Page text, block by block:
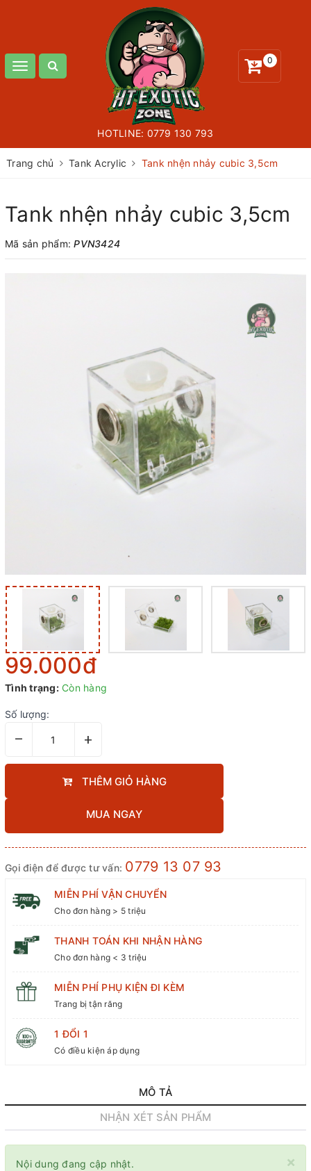
Toggle
0
HOTLINE: 0779 130 793
Trang chủ Tank Acrylic Tank nhện nhảy cubic 3,5cm
Tank nhện nhảy cubic 3,5cm
Mã sản phẩm:PVN3424
99.000₫
Tình trạng: Còn hàng
Số lượng:
– +
THÊM GIỎ HÀNG
MUA NGAY
Gọi điện để được tư vấn: 0779 13 07 93
MIỄN PHÍ VẬN CHUYỂN
Cho đơn hàng > 5 triệu
THANH TOÁN KHI NHẬN HÀNG
Cho đơn hàng < 3 triệu
MIỄN PHÍ PHỤ KIỆN ĐI KÈM
Trang bị tận răng
1 ĐỔI 1
Có điều kiện áp dụng
MÔ TẢ
NHẬN XÉT SẢN PHẨM
×
Nội dung đang cập nhật.